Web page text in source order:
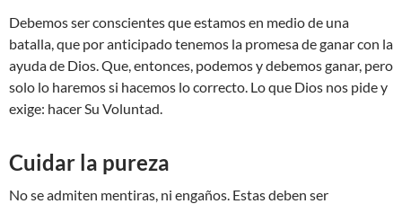
Debemos ser conscientes que estamos en medio de una
batalla, que por anticipado tenemos la promesa de ganar con la
ayuda de Dios. Que, entonces, podemos y debemos ganar, pero
solo lo haremos si hacemos lo correcto. Lo que Dios nos pide y
exige: hacer Su Voluntad.
Cuidar la pureza
No se admiten mentiras, ni engaños. Estas deben ser